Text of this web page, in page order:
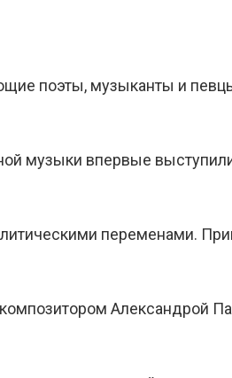
поэты, музыканты и
музыки впервые
переменами.
Александрой